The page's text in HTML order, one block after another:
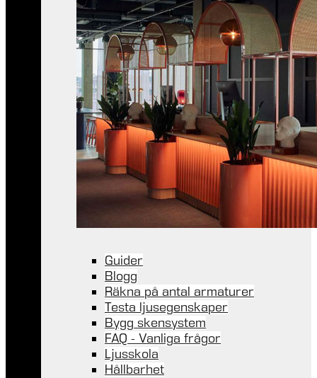
Guider
Blogg
Räkna på antal armaturer
Testa ljusegenskaper
Bygg skensystem
FAQ - Vanliga frågor
Ljusskola
Hållbarhet